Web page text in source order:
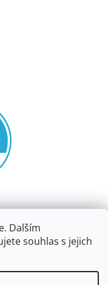
Dalším
souhlas s jejich